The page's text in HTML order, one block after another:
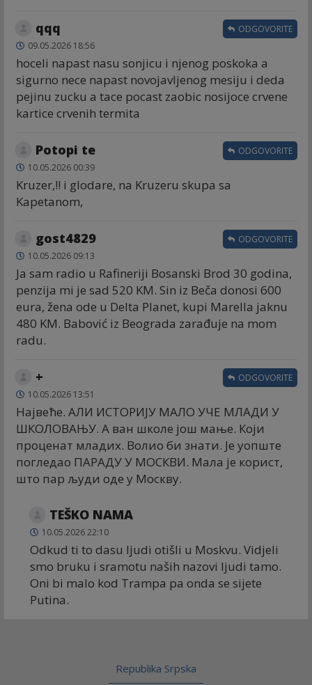
qqq
09.05.2026 18:56
hoceli napast nasu sonjicu i njenog poskoka a
sigurno nece napast novojavljenog mesiju i deda
pejinu zucku a tace pocast zaobic nosijoce crvene
kartice crvenih termita
ODGOVORITE
Potopi te
10.05.2026 00:39
Kruzer,!! i glodare, na Kruzeru skupa sa
Kapetanom,
ODGOVORITE
gost4829
10.05.2026 09:13
Ja sam radio u Rafineriji Bosanski Brod 30 godina,
penzija mi je sad 520 KM. Sin iz Beča donosi 600
eura, žena ode u Delta Planet, kupi Marella jaknu
480 KM. Babović iz Beograda zarađuje na mom
radu.
ODGOVORITE
+
10.05.2026 13:51
Највеће. АЛИ ИСТОРИЈУ МАЛО УЧЕ МЛАДИ У
ШКОЛОВАЊУ. А ван школе још мање. Који
проценат младих. Волио би знати. Је уопште
погледао ПАРАДУ У МОСКВИ. Мала је корист,
што пар људи оде у Москву.
ODGOVORITE
TEŠKO NAMA
10.05.2026 22:10
Odkud ti to dasu ljudi otišli u Moskvu. Vidjeli
smo bruku i sramotu naših nazovi ljudi tamo.
Oni bi malo kod Trampa pa onda se sijete
Putina.
Republika Srpska